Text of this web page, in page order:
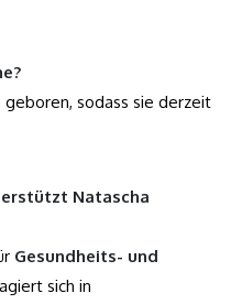
geboren, sodass sie derzeit
Natascha
Gesundheits- und
sich in